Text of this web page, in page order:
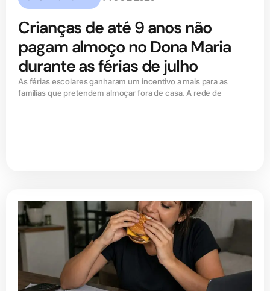
Crianças de até 9 anos não
pagam almoço no Dona Maria
durante as férias de julho
As férias escolares ganharam um incentivo a mais para as
famílias que pretendem almoçar fora de casa. A rede de